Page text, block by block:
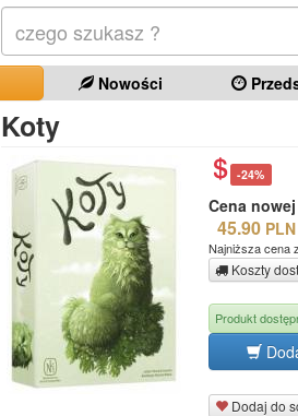
Nowości
Koty
-24%
Cena nowej
45.90 PLN
Najniższa cena
Koszty
Produkt
Dodaj do